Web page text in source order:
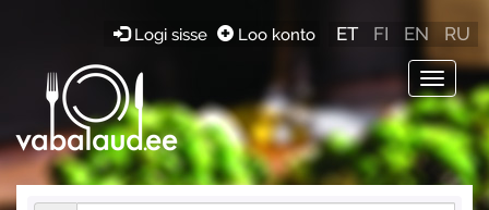
Toggle
Logi sisse Loo konto ET FI EN RU